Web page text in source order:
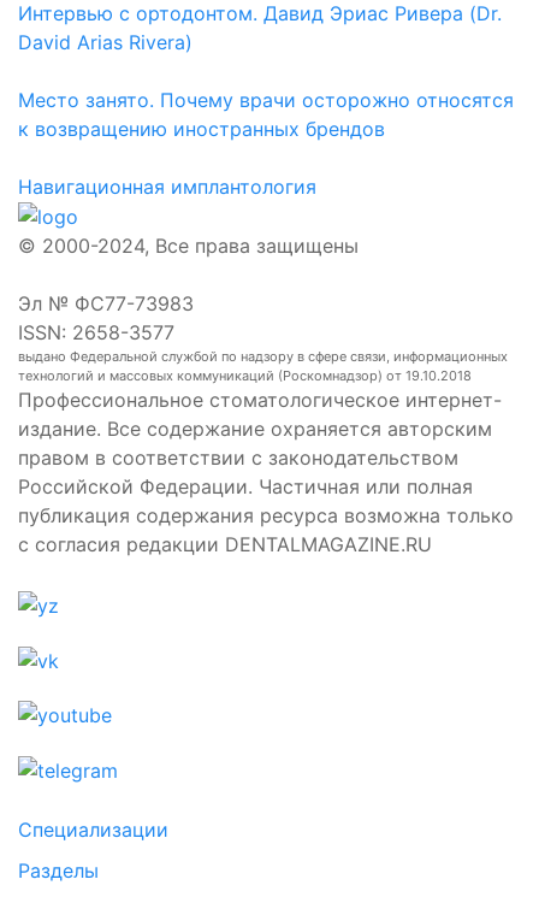
Интервью с ортодонтом. Давид Эриас Ривера (Dr.
David Arias Rivera)
Место занято. Почему врачи осторожно относятся
к возвращению иностранных брендов
Навигационная имплантология
© 2000-2024, Все права защищены
Эл № ФС77-73983
ISSN: 2658-3577
выдано Федеральной службой по надзору в сфере связи, информационных
технологий и массовых коммуникаций (Роскомнадзор) от 19.10.2018
Профессиональное стоматологическое интернет-
издание. Все содержание охраняется авторским
правом в соответствии с законодательством
Российской Федерации. Частичная или полная
публикация содержания ресурса возможна только
с согласия редакции DENTALMAGAZINE.RU
Специализации
Разделы